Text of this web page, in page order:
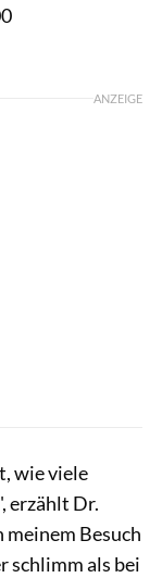
ANZEIGE
wie viele
erzählt Dr.
Besuch
schlimm als bei